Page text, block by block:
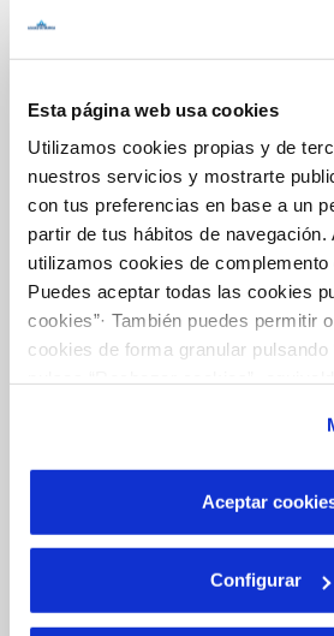
Esta página web usa cookies
Utilizamos cookies propias y de
nuestros servicios y mostrarte
con tus preferencias en base a un
partir de tus hábitos de navegación.
utilizamos cookies de
Puedes aceptar todas las cookies
cookies”· También puedes permitir
cookies de forma granular pulsando
son indispensables para que el
por tanto no se pueden desactivar.
más información en nuestraPolítica
Aceptar
Configurar
Inicio
Gestiones Online
FACTURAS, PAGOS Y CONSUMOS
CONTRATOS
MODIFICACIÓN DE DATOS